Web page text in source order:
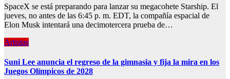
SpaceX se está preparando para lanzar su megacohete Starship. El
jueves, no antes de las 6:45 p. m. EDT, la compañía espacial de
Elon Musk intentará una decimotercera prueba de…
Artistas
Suni Lee anuncia el regreso de la gimnasia y fija la mira en los
Juegos Olímpicos de 2028